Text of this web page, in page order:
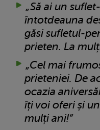
„Să ai un
întotdeauna
găsi sufletul-
prieten. La
„Cel mai
prieteniei. De
ocazia
îți voi oferi și
mulți ani!”